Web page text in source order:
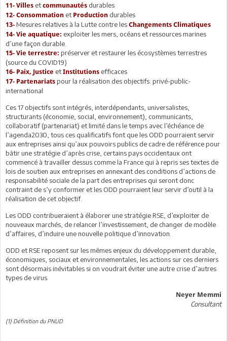
11- Villes etcommunautés durables
12- Consommation et Production durables
13- Mesures relatives à la Lutte contre les Changements Climatiques
14- Vie aquatique: exploiter les mers, océans et ressources marines
d’une façon durable.
15- Vie terrestre: préserver et restaurer les écosystèmes terrestres
(source du COVID19)
16- Paix, Justice etInstitutions efficaces
17- Partenariats pour la réalisation des objectifs: privé-public-
international
Ces 17 objectifs sont intégrés, interdépendants, universalistes,
structurants (économie, social, environnement), communicants,
collaboratif (partenariat) et limité dans le temps avec l’échéance de
l’agenda2030, tous ces qualificatifs font que les ODD pourraient servir
aux entreprises ainsi qu’aux pouvoirs publics de cadre de référence pour
bâtir une stratégie d’après crise, certains pays occidentaux ont
commencé à travailler dessus comme la France qui à repris ses textes de
lois de soutien aux entreprises en annexant des conditions d’actions de
responsabilité sociale de la part des entreprises qui seront donc
contraint de s’y conformer et les ODD pourraient leur servir d’outil à la
réalisation de cet objectif.
Les ODD contribueraient à élaborer une stratégie RSE, d’exploiter de
nouveaux marchés, de relancer l’investissement, de changer de modèle
d’affaires, d’induire une nouvelle politique d’innovation.
ODD et RSE reposent sur les mêmes enjeux du développement durable,
économiques, sociaux et environnementales, les actions sur ces derniers
sont désormais inévitables si on voudrait éviter une autre crise d’autres
types de virus.
Neyer Memmi
Consultant
(1) Définition du PNUD